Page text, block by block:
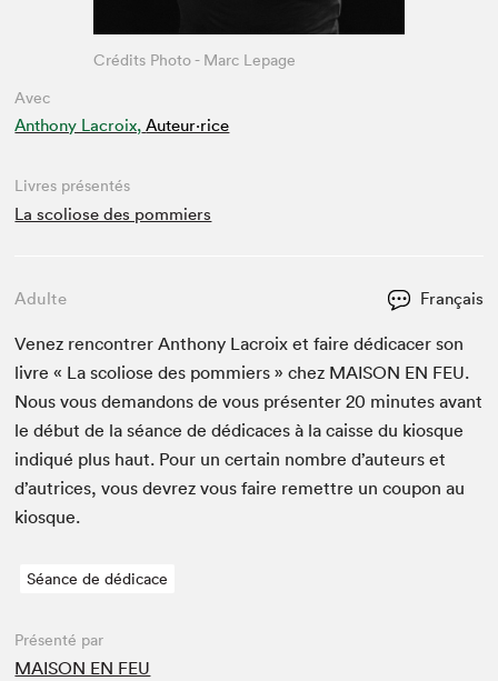
Avec
Anthony Lacroix, Auteur·rice
Crédits Photo - Marc Lepage
Livres présentés
La scoliose des pommiers
Adulte Français
Venez ren­con­tr­er Antho­ny Lacroix et faire dédi­cac­er son
livre « La sco­l­iose des pom­miers » chez MAI­SON EN FEU.
Nous vous deman­dons de vous présen­ter20 min­utes avant
le début de la séance de dédi­caces à la caisse du kiosque
indiqué plus haut. Pour un cer­tain nom­bre d’auteurs et
d’autrices, vous devrez vous faire remet­tre un coupon au
kiosque.
Séance de dédicace
Présenté par
MAISON EN FEU